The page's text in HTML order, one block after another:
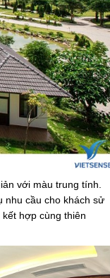
với màu trung tính.
nhu cầu cho khách sử
hợp cùng thiên